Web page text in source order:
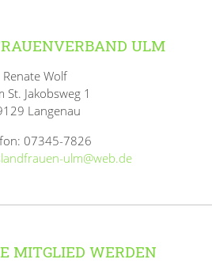
ULM
Renate Wolf
St. Jakobsweg 1
Langenau
07345-7826
ulm@web.de
MITGLIED WERDEN